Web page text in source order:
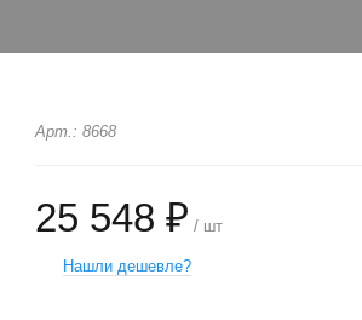
Арт.: 8668
25 548 ₽ / шт
Нашли дешевле?